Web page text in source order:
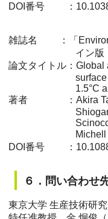
DOI番号 ：
雑誌名 ：「
イン版
論文タイトル：Global
1.5°C
著者 ：Akira
Michell
DOI番号 ：
６．問い合わせ
東京大学 生産技術研